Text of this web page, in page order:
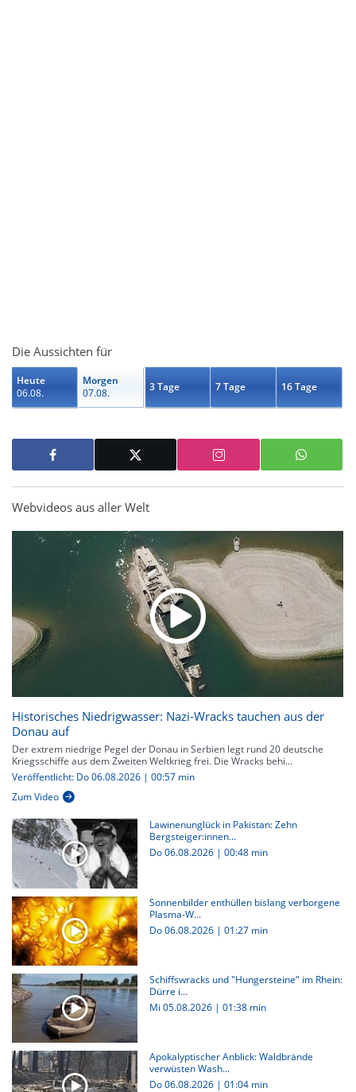
Die Aussichten für
Heute
06.08.
Morgen
07.08.
3 Tage 7 Tage 16 Tage
Webvideos aus aller Welt
Historisches Niedrigwasser: Nazi-Wracks tauchen aus der
Donau auf
Der extrem niedrige Pegel der Donau in Serbien legt rund 20 deutsche
Kriegsschiffe aus dem Zweiten Weltkrieg frei. Die Wracks behi...
Veröffentlicht: Do 06.08.2026 | 00:57 min
Zum Video
Lawinenunglück in Pakistan: Zehn
Bergsteiger:innen...
Do 06.08.2026 | 00:48 min
Sonnenbilder enthüllen bislang verborgene
Plasma-W...
Do 06.08.2026 | 01:27 min
Schiffswracks und "Hungersteine" im Rhein:
Dürre i...
Mi 05.08.2026 | 01:38 min
Apokalyptischer Anblick: Waldbrände
verwüsten Wash...
Do 06.08.2026 | 01:04 min